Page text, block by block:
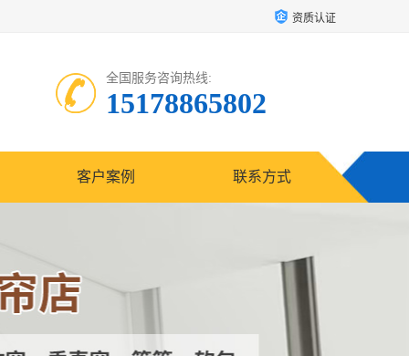
资质认证
全国服务咨询热线:
15178865802
客户案例 联系方式